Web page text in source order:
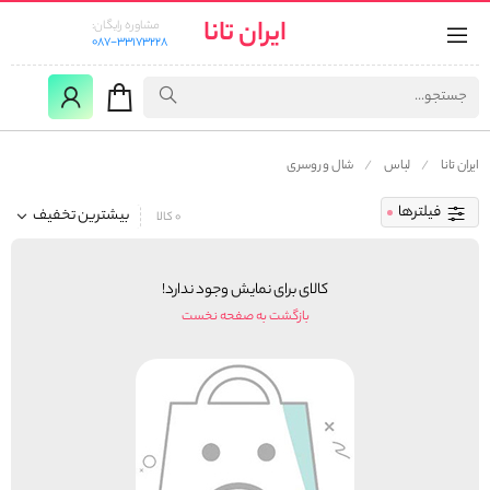
ایران تانا
مشاوره رایگان:
087-33173228
ایران تانا لباس شال و روسری
فیلترها بیشترین تخفیف 0 کالا
کالای برای نمایش وجود ندارد!
بازگشت به صفحه نخست